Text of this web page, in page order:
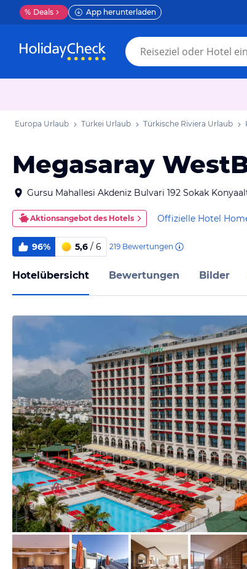
% Deals App herunterladen
Europa Urlaub Türkei Urlaub Türkische Riviera Urlaub
Megasaray
Gursu Mahallesi Akdeniz Bulvari 192 Sokak
Aktionsangebot des Hotels Offizielle Hotel
96% 5,6 / 6 219 Bewertungen
Hotelübersicht Bewertungen Bilder
vom Hotelier, Juni 2022